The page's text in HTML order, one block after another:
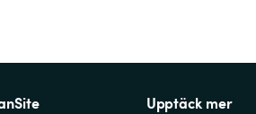
Upptäck mer